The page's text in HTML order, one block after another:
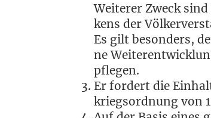
Wei­te­rer Zweck
kens der
Es gilt beson­ders,
ne
pflegen.
Er for­dert die
kriegs­ord­nung von